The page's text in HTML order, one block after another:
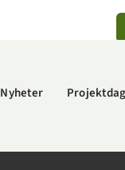
Nyheter